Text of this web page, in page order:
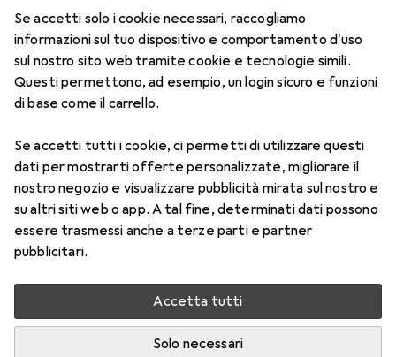
Se accetti solo i cookie necessari, raccogliamo
informazioni sul tuo dispositivo e comportamento d'uso
sul nostro sito web tramite cookie e tecnologie simili.
Questi permettono, ad esempio, un login sicuro e funzioni
di base come il carrello.
Se accetti tutti i cookie, ci permetti di utilizzare questi
dati per mostrarti offerte personalizzate, migliorare il
nostro negozio e visualizzare pubblicità mirata sul nostro e
su altri siti web o app. A tal fine, determinati dati possono
essere trasmessi anche a terze parti e partner
pubblicitari.
Accetta tutti
Solo necessari
1 Immagine
Air Optix HydraGlyde per
-7, Obiettivo mensile, 6 pz., Torico
Prezzo in EUR IVA incl.
EUR
47,29 EUR
7,88/1pz.
Consegna tra lun, 17/8 e mer, 19/8
Più di 10 pezzi in stock presso il fornitore